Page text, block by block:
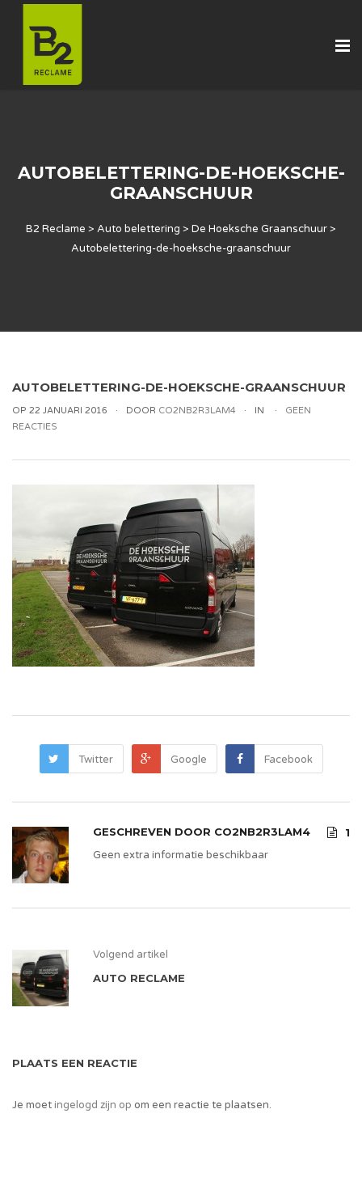
AUTOBELETTERING-DE-HOEKSCHE-
GRAANSCHUUR
B2 Reclame > Auto belettering > De Hoeksche Graanschuur>
Autobelettering-de-hoeksche-graanschuur
AUTOBELETTERING-DE-HOEKSCHE-GRAANSCHUUR
OP 22 JANUARI 2016 DOOR CO2NB2R3LAM4 IN
GEEN
REACTIES
Twitter Google Facebook
GESCHREVEN DOOR CO2NB2R3LAM4
1
Geen extra informatie beschikbaar
Volgend artikel
AUTO RECLAME
PLAATS EEN REACTIE
Je moetingelogd zijn op om een reactie te plaatsen.